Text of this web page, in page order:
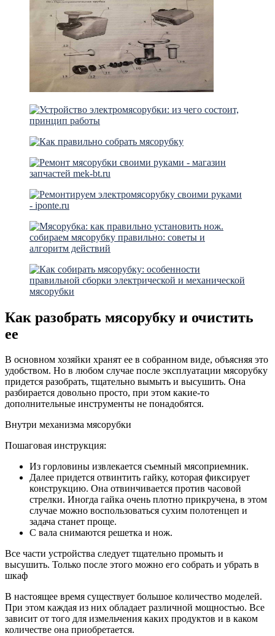
Как разобрать мясорубку и очистить
ее
В основном хозяйки хранят ее в собранном виде, объясняя это
удобством. Но в любом случае после эксплуатации мясорубку
придется разобрать, тщательно вымыть и высушить. Она
разбирается довольно просто, при этом какие-то
дополнительные инструменты не понадобятся.
Внутри механизма мясорубки
Пошаговая инструкция:
Из горловины извлекается съемный мясоприемник.
Далее придется отвинтить гайку, которая фиксирует
конструкцию. Она отвинчивается против часовой
стрелки. Иногда гайка очень плотно прикручена, в этом
случае можно воспользоваться сухим полотенцеп и
задача станет проще.
С вала снимаются решетка и нож.
Все части устройства следует тщательно промыть и
высушить. Только после этого можно его собрать и убрать в
шкаф
В настоящее время существует большое количество моделей.
При этом каждая из них обладает различной мощностью. Все
зависит от того для измельчения каких продуктов и в каком
количестве она приобретается.